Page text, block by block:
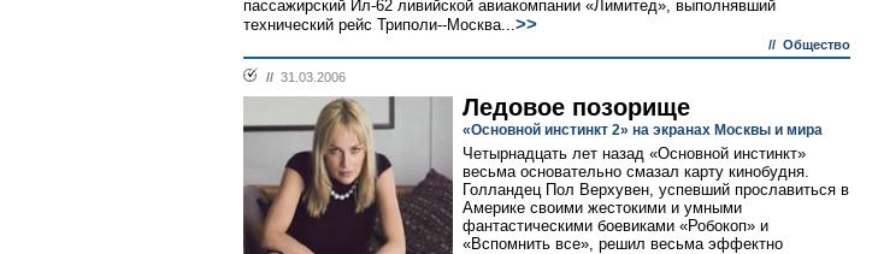
пассажирский Ил-62 ливийской авиакомпании «Лимитед», выполнявший
технический рейс Триполи--Москва...>>
// Общество
// 31.03.2006
Ледовое позорище
«Основной инстинкт 2» на экранах Москвы и мира
Четырнадцать лет назад «Основной инстинкт»
весьма основательно смазал карту кинобудня.
Голландец Пол Верхувен, успевший прославиться в
Америке своими жестокими и умными
фантастическими боевиками «Робокоп» и
«Вспомнить все», решил весьма эффектно